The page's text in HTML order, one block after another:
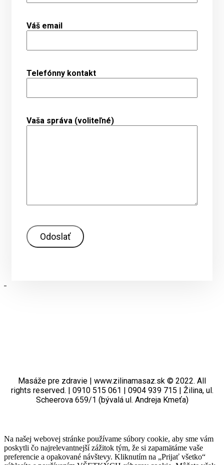
Váš email
Telefónny kontakt
Vaša správa (voliteľné)
Masáže pre zdravie | www.zilinamasaz.sk © 2022. All
rights reserved. | 0910 515 061 | 0904 939 715 | Žilina, ul.
Scheerova 659/1 (bývalá ul. Andreja Kmeťa)
Na našej webovej stránke používame súbory cookie, aby sme vám
poskytli čo najrelevantnejší zážitok tým, že si zapamätáme vaše
preferencie a opakované návštevy. Kliknutím na „Prijať všetko“